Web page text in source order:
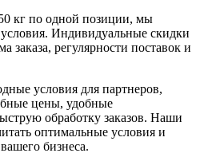
кг по одной позиции, мы
Индивидуальные скидки
заказа, регулярности поставок и
условия для партнеров,
цены, удобные
обработку заказов. Наши
оптимальные условия и
бизнеса.